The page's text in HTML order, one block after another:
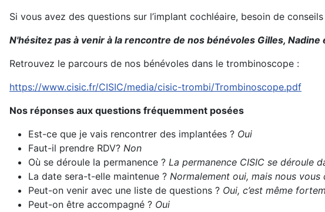
Si vous avez des questions sur l’implant cochléaire, besoin de
N'hésitez pas à venir à la rencontre de nos bénévoles Gilles,
Retrouvez le parcours de nos bénévoles dans le trombinoscope :
https://www.cisic.fr/CISIC/media/cisic-trombi/Trombinoscope.pdf
Nos réponses aux questions fréquemment posées
Est-ce que je vais rencontrer des implantées ? Oui
Faut-il prendre RDV? Non
Où se déroule la permanence ? La permanence CISIC se déroule
La date sera-t-elle maintenue ? Normalement oui, mais nous vous
Peut-on venir avec une liste de questions ? Oui, c’est même
Peut-on être accompagné ? Oui